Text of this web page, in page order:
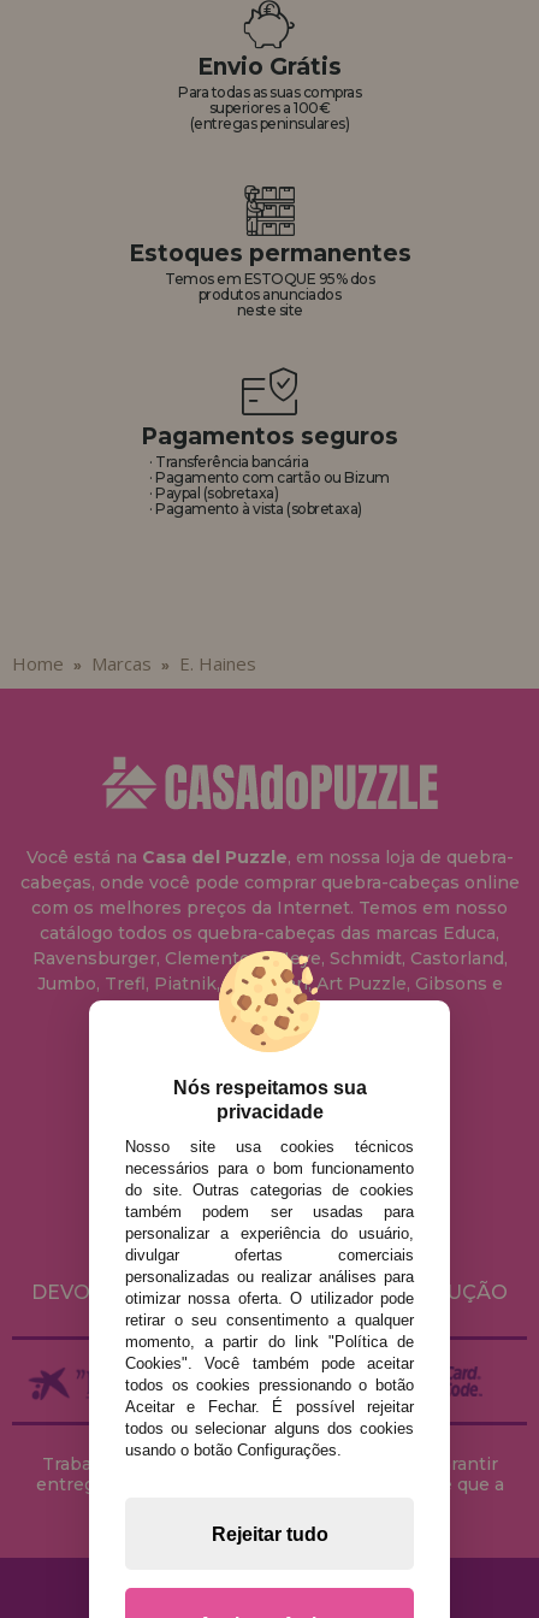
REGISTRO DE REVENDEDOR
Envio Grátis
Para todas as suas compras
superiores a 100€
(entregas peninsulares)
Estoques permanentes
Temos em ESTOQUE 95% dos
produtos anunciados
neste site
Pagamentos seguros
· Transferência bancária
· Pagamento com cartão ou Bizum
· Paypal (sobretaxa)
· Pagamento à vista (sobretaxa)
Home » Marcas » E. Haines
Você está na Casa del Puzzle, em nossa loja de quebra-
cabeças, onde você pode comprar quebra-cabeças online
com os melhores preços da Internet. Temos em nosso
catálogo todos os quebra-cabeças das marcas Educa,
Ravensburger, Clementoni, Heye, Schmidt, Castorland,
Jumbo, Trefl, Piatnik, Anatolian, Art Puzzle, Gibsons e
muito mais.
info@casadopuzzle.pt
AVISO LEGAL
POLÍTICA DE PRIVACIDADE
POLÍTICA DE COOKIES
ENVIO E DEVOLUÇÕES
DEVOLUÇÕES / DIREITO DE LIVRE RESOLUÇÃO
Trabalhamos com stocks permanentes para garantir
entregas rápidas no território peninsular, desde que a
Nós respeitamos sua
privacidade
Nosso site usa cookies técnicos
necessários para o bom funcionamento
do site. Outras categorias de cookies
também podem ser usadas para
personalizar a experiência do usuário,
divulgar ofertas comerciais
personalizadas ou realizar análises para
otimizar nossa oferta. O utilizador pode
retirar o seu consentimento a qualquer
momento, a partir do link "Política de
Cookies". Você também pode aceitar
todos os cookies pressionando o botão
Aceitar e Fechar. É possível rejeitar
todos ou selecionar alguns dos cookies
usando o botão Configurações.
Rejeitar tudo